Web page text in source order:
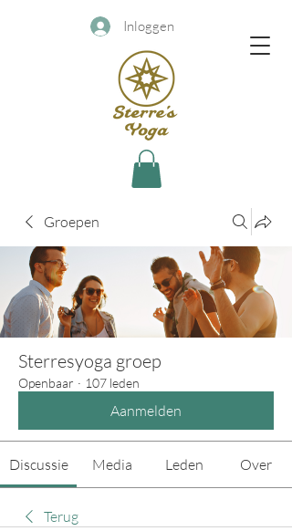
Inloggen
Groepen
Sterresyoga groep
Openbaar · 107 leden
Aanmelden
Discussie Media Leden Over
Terug